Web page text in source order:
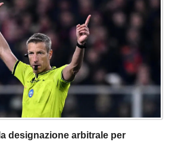
la designazione arbitrale per